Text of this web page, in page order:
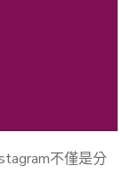
不僅是分